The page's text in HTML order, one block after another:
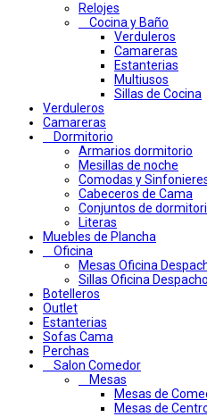
Relojes
Cocina y Baño
Verduleros
Camareras
Estanterias
Multiusos
Sillas de Cocina
Verduleros
Camareras
Dormitorio
Armarios dormitorio
Mesillas de noche
Comodas y
Cabeceros de Cama
Conjuntos de
Literas
Muebles de Plancha
Oficina
Mesas Oficina
Sillas Oficina
Botelleros
Outlet
Estanterias
Sofas Cama
Perchas
Salon Comedor
Mesas
Mesas de
Mesas de